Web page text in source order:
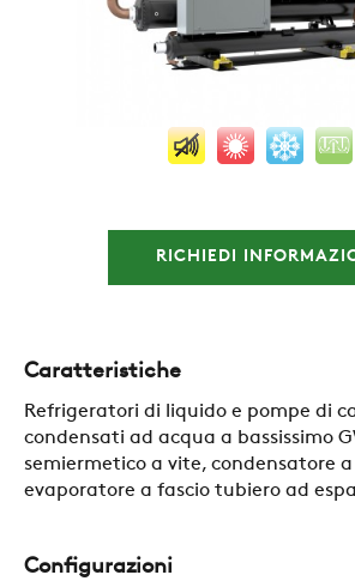
AREA RISERVATA
RICHIEDI
Caratteristiche
Refrigeratori di liquido e pompe di
condensati ad acqua a bassissimo
semiermetico a vite, condensatore
evaporatore a fascio tubiero ad
Configurazioni